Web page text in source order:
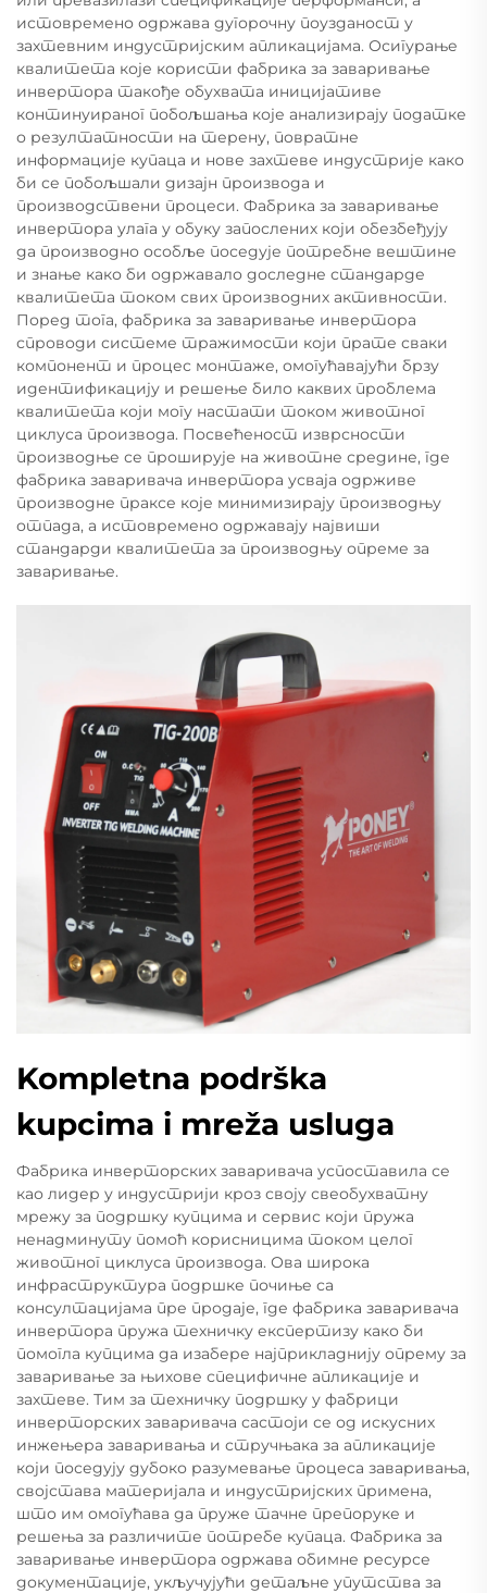
истовремено одржава дугорочну поузданост у
захтевним индустријским апликацијама. Осигурање
квалитета које користи фабрика за заваривање
инвертора такође обухвата иницијативе
континуираног побољшања које анализирају податке
о резултатности на терену, повратне
информације купаца и нове захтеве индустрије како
би се побољшали дизајн производа и
производствени процеси. Фабрика за заваривање
инвертора улага у обуку запослених који обезбеђују
да производно особље поседује потребне вештине
и знање како би одржавало доследне стандарде
квалитета током свих производних активности.
Поред тога, фабрика за заваривање инвертора
спроводи системе тражимости који прате сваки
компонент и процес монтаже, омогућавајући брзу
идентификацију и решење било каквих проблема
квалитета који могу настати током животног
циклуса производа. Посвећеност изврсности
производње се проширује на животне средине, где
фабрика заваривача инвертора усваја одрживе
производне праксе које минимизирају производњу
отпада, а истовремено одржавају највиши
стандарди квалитета за производњу опреме за
заваривање.
Kompletna podrška
kupcima i mreža usluga
Фабрика инверторских заваривача успоставила се
као лидер у индустрији кроз своју свеобухватну
мрежу за подршку купцима и сервис који пружа
ненадминуту помоћ корисницима током целог
животног циклуса производа. Ова широка
инфраструктура подршке почиње са
консултацијама пре продаје, где фабрика заваривача
инвертора пружа техничку експертизу како би
помогла купцима да изабере најприкладнију опрему за
заваривање за њихове специфичне апликације и
захтеве. Тим за техничку подршку у фабрици
инверторских заваривача састоји се од искусних
инжењера заваривања и стручњака за апликације
који поседују дубоко разумевање процеса заваривања,
својстава материјала и индустријских примена,
што им омогућава да пруже тачне препоруке и
решења за различите потребе купаца. Фабрика за
заваривање инвертора одржава обимне ресурсе
документације, укључујући детаљне упутства за